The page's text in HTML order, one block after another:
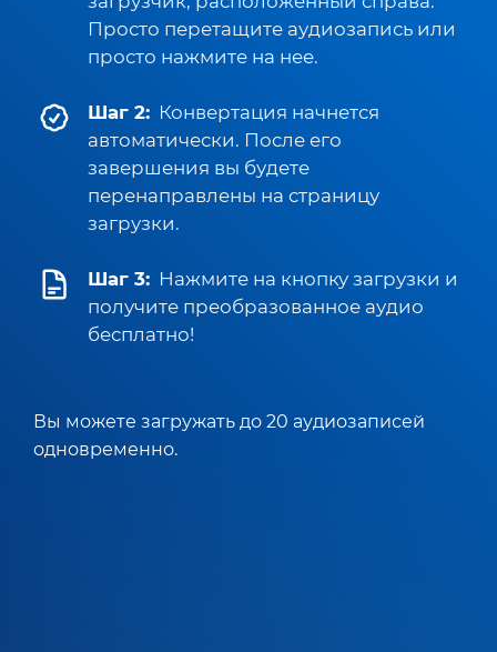
Просто перетащите аудиозапись или
просто нажмите на нее.
Шаг 2: Конвертация начнется
автоматически. После его
завершения вы будете
перенаправлены на страницу
загрузки.
Шаг 3: Нажмите на кнопку загрузки и
получите преобразованное аудио
бесплатно!
Вы можете загружать до 20 аудиозаписей
одновременно.